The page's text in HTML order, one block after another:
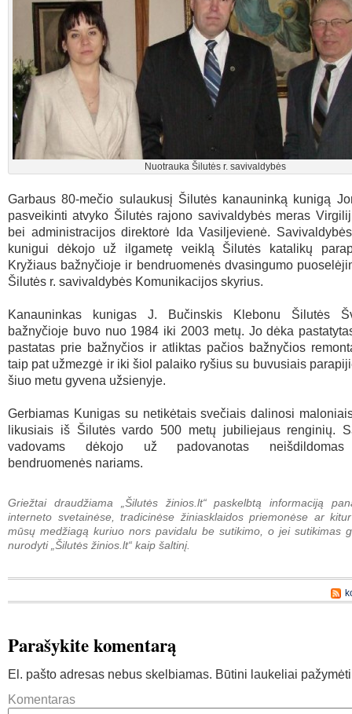
Nuotrauka Šilutės r. savivaldybės
Garbaus 80-mečio sulaukusį Šilutės kanauninką kunigą
pasveikinti atvyko Šilutės rajono savivaldybės meras
bei administracijos direktorė Ida Vasiljevienė.
kunigui dėkojo už ilgametę veiklą Šilutės katalikų
Kryžiaus bažnyčioje ir bendruomenės dvasingumo
Šilutės r. savivaldybės Komunikacijos skyrius.
Kanauninkas kunigas J. Bučinskis Klebonu Šilutės
bažnyčioje buvo nuo 1984 iki 2003 metų. Jo dėka
pastatas prie bažnyčios ir atliktas pačios bažnyčios
taip pat užmezgė ir iki šiol palaiko ryšius su buvusiais
šiuo metu gyvena užsienyje.
Gerbiamas Kunigas su netikėtais svečiais dalinosi
likusiais iš Šilutės vardo 500 metų jubiliejaus renginių.
vadovams dėkojo už padovanotas neišdildomas
bendruomenės nariams.
Griežtai draudžiama „Šilutės žinios.lt“ paskelbtą informaciją
interneto svetainėse, tradicinėse žiniasklaidos priemonėse ar
mūsų medžiagą kuriuo nors pavidalu be sutikimo, o jei sutikimas
nurodyti „Šilutės žinios.lt“ kaip šaltinį.
Parašykite komentarą
El. pašto adresas nebus skelbiamas. Būtini laukeliai
Komentaras